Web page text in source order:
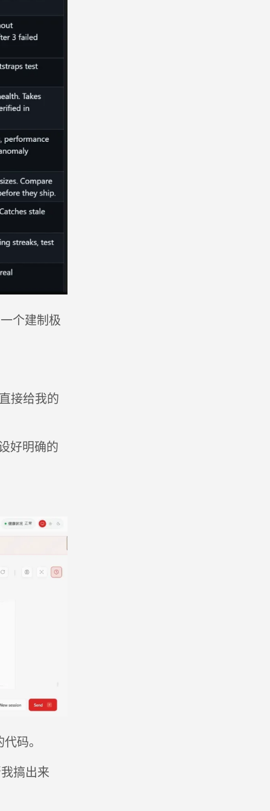
个建制极
接给我的
好明确的
码。
搞出来